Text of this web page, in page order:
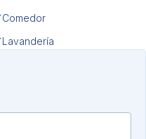
Comedor
Lavandería